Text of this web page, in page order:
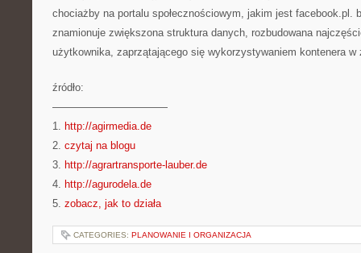
chociażby na portalu społecznościowym, jakim jest facebook.pl.
znamionuje zwiększona struktura danych, rozbudowana
użytkownika, zaprzątającego się wykorzystywaniem kontenera w
źródło:
———————————
1. http://agirmedia.de
2. czytaj na blogu
3. http://agrartransporte-lauber.de
4. http://agurodela.de
5. zobacz, jak to działa
CATEGORIES: PLANOWANIE I ORGANIZACJA